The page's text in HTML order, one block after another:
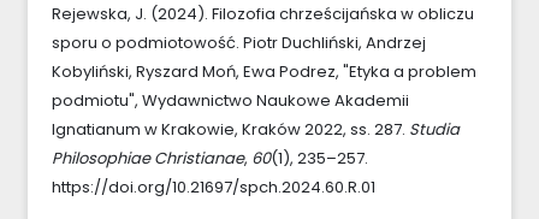
Rejewska, J. (2024). Filozofia chrześcijańska w obliczu
sporu o podmiotowość. Piotr Duchliński, Andrzej
Kobyliński, Ryszard Moń, Ewa Podrez, "Etyka a problem
podmiotu", Wydawnictwo Naukowe Akademii
Ignatianum w Krakowie, Kraków 2022, ss. 287. Studia
Philosophiae Christianae, 60(1), 235–257.
https://doi.org/10.21697/spch.2024.60.R.01